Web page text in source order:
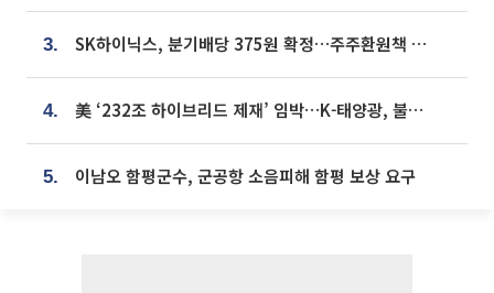
3. SK하이닉스, 분기배당 375원 확정…주주환원책 9월로 앞당겨 발표
4. 美 ‘232조 하이브리드 제재’ 임박…K-태양광, 불확실성 털고 날개 다나
5. 이남오 함평군수, 군공항 소음피해 함평 보상 요구